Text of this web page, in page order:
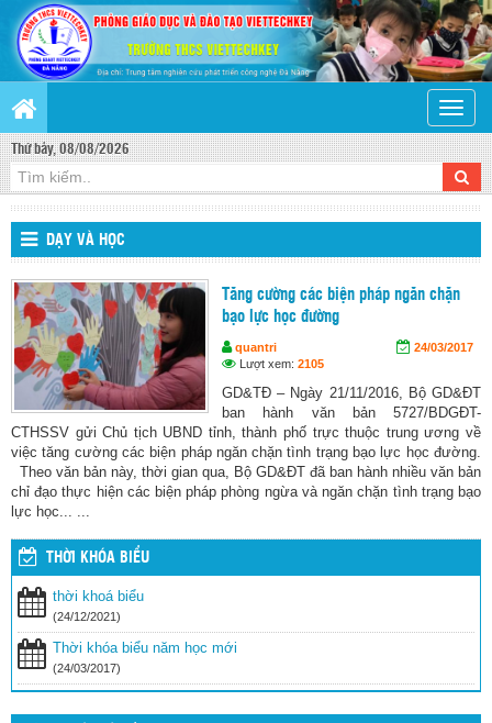
Toggle
Thứ bảy, 08/08/2026
DẠY VÀ HỌC
Tăng cường các biện pháp ngăn chặn
bạo lực học đường
quantri
24/03/2017
Lượt xem: 2105
GD&TĐ – Ngày 21/11/2016, Bộ GD&ĐT
ban hành văn bản 5727/BDGĐT-
CTHSSV gửi Chủ tịch UBND tỉnh, thành phố trực thuộc trung ương về
việc tăng cường các biện pháp ngăn chặn tình trạng bạo lực học đường.
Theo văn bản này, thời gian qua, Bộ GD&ĐT đã ban hành nhiều văn bản
chỉ đạo thực hiện các biện pháp phòng ngừa và ngăn chặn tình trạng bạo
lực học... ...
THỜI KHÓA BIỂU
thời khoá biểu
(24/12/2021)
Thời khóa biểu năm học mới
(24/03/2017)